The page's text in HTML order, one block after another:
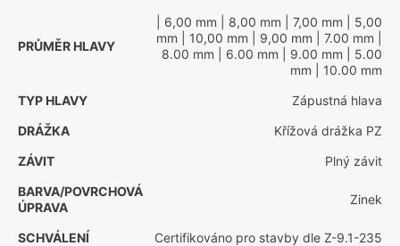
PRŮMĚR HLAVY
| 6,00 mm | 8,00 mm | 7,00 mm | 5,00
mm | 10,00 mm | 9,00 mm | 7.00 mm
8.00 mm | 6.00 mm | 9.00 mm | 5.00
mm | 10.00 mm
TYP HLAVY
Zápustná hlava
DRÁŽKA
Křížová drážka PZ
ZÁVIT
Plný závit
BARVA/POVRCHOVÁ
ÚPRAVA
Zinek
SCHVÁLENÍ Certifikováno pro stavby dle Z-9.1-235